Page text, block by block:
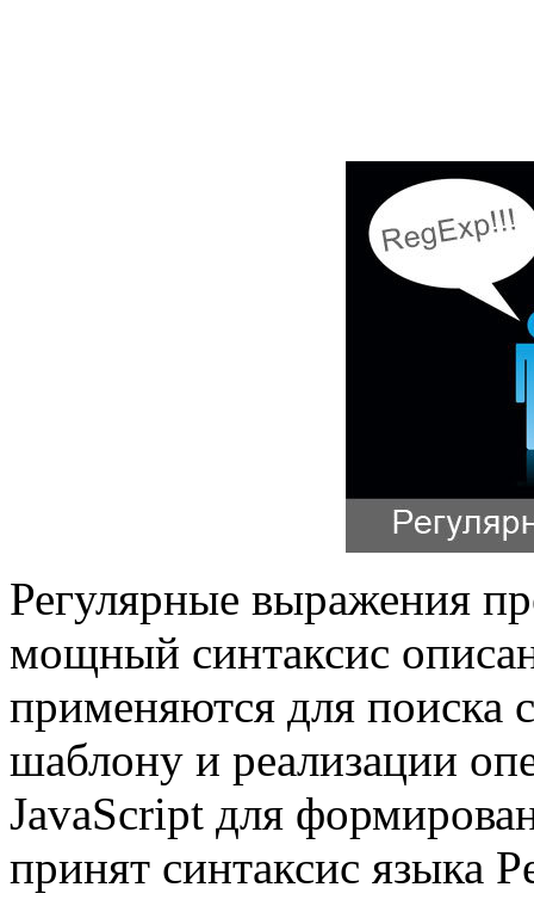
Регулярные выражения
мощный синтаксис
применяются для поиска
шаблону и реализации
JavaScript для
принят синтаксис языка